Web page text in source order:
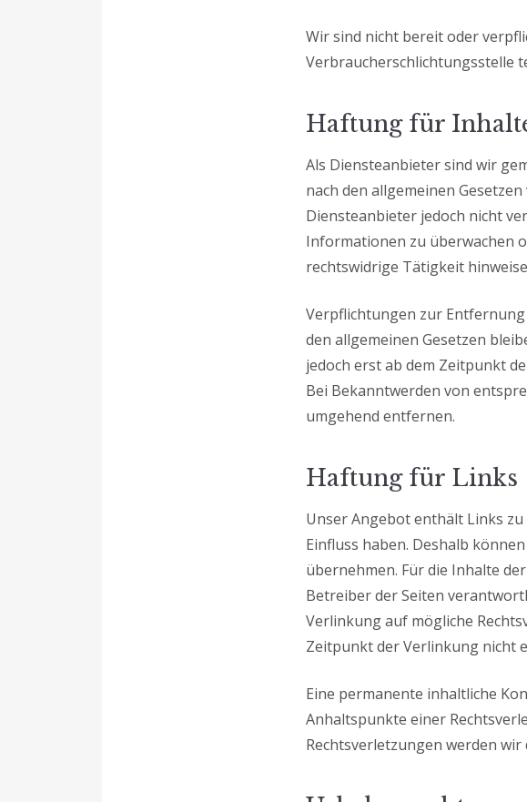
Wir sind nicht bereit oder
Verbraucherschlichtungsstelle
Haftung für
Als Diensteanbieter sind wir
nach den allgemeinen
Diensteanbieter jedoch nicht
Informationen zu überwachen
rechtswidrige Tätigkeit
Verpflichtungen zur
den allgemeinen Gesetzen
jedoch erst ab dem Zeitpunkt
Bei Bekanntwerden von
umgehend entfernen.
Haftung für Links
Unser Angebot enthält Links
Einfluss haben. Deshalb
übernehmen. Für die Inhalte
Betreiber der Seiten
Verlinkung auf mögliche
Zeitpunkt der Verlinkung nicht
Eine permanente inhaltliche
Anhaltspunkte einer
Rechtsverletzungen werden